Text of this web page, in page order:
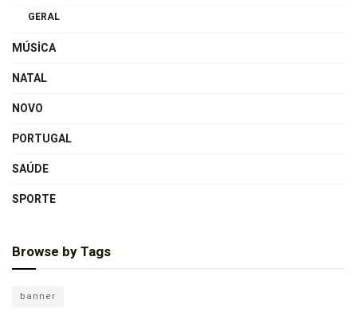
GERAL
MÚSICA
NATAL
NOVO
PORTUGAL
SAÚDE
SPORTE
Browse by Tags
banner